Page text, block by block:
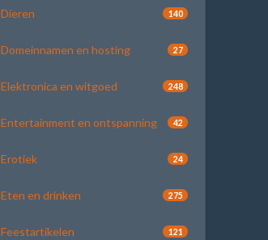
Dieren 140
Domeinnamen en hosting 27
Elektronica en witgoed 248
Entertainment en ontspanning 42
Erotiek 24
Eten en drinken 275
Feestartikelen 121